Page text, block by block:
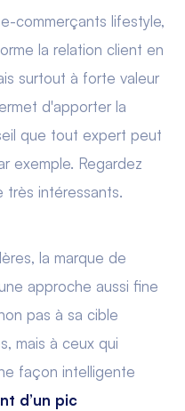
commerçants lifestyle,
la relation client en
surtout à forte valeur
d'apporter la
que tout expert peut
exemple. Regardez
intéressants.
la marque de
approche aussi fine
pas à sa cible
mais à ceux qui
façon intelligente
d’un pic